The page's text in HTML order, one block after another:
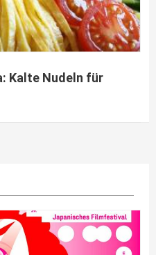
Kalte Nudeln für